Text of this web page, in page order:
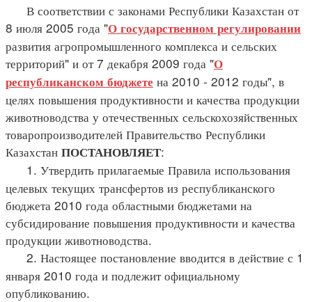
В соответствии с законами Республики Казахстан от
8 июля 2005 года "О государственном регулировании
развития агропромышленного комплекса и сельских
территорий" и от 7 декабря 2009 года "О
республиканском бюджете на 2010 - 2012 годы", в
целях повышения продуктивности и качества продукции
животноводства у отечественных сельскохозяйственных
товаропроизводителей Правительство Республики
Казахстан ПОСТАНОВЛЯЕТ:
1. Утвердить прилагаемые Правила использования
целевых текущих трансфертов из республиканского
бюджета 2010 года областными бюджетами на
субсидирование повышения продуктивности и качества
продукции животноводства.
2. Настоящее постановление вводится в действие с 1
января 2010 года и подлежит официальному
опубликованию.